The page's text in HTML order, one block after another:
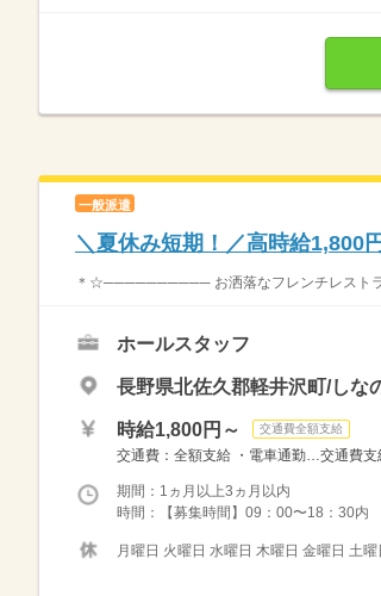
一般派遣
＼夏休み短期！／高時給1,800
＊☆────────── お洒落なフレンチレス
ホールスタッフ
長野県北佐久郡軽井沢町/しな
時給1,800円～ 交通費全額支給
交通費：全額支給 ・電車通勤…交通費
期間：1ヵ月以上3ヵ月以内
時間：【募集時間】09：00〜18：30内
月曜日 火曜日 水曜日 木曜日 金曜日 土曜